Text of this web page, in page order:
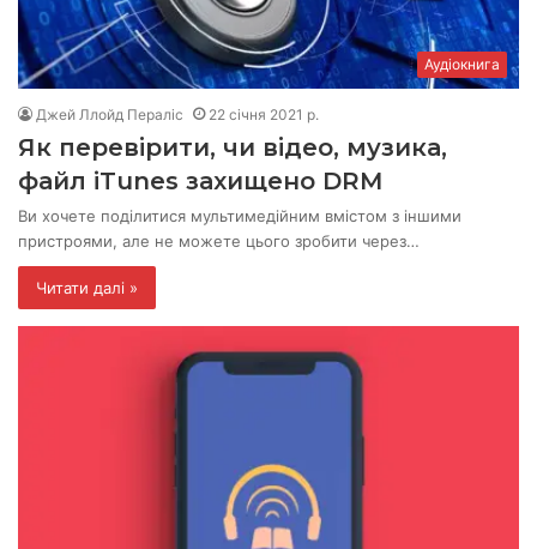
Аудіокнига
Джей Ллойд Пераліс 22 січня 2021 р.
Як перевірити, чи відео, музика,
файл iTunes захищено DRM
Ви хочете поділитися мультимедійним вмістом з іншими
пристроями, але не можете цього зробити через…
Читати далі »